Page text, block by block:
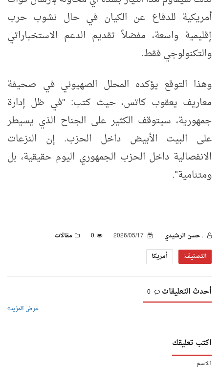
أمريكية للدفاع عن الكيان في حال نشوب حرب
إقليمية واسعة، مفضلاً تقديم الدعم الاستخباراتي
والتكنولوجي فقط.
وهذا التوقع يؤكده المحلل الصهيوني في صحيفة
معاريف يعقوب كاتس، حيث كتب: "في ظل إدارة
جمهورية، سيتوقف الكثير على الجناح الذي يسيطر
على البيت الأبيض داخل الحزب. إن النزعات
الانفصالية داخل الحزب الجمهوري اليوم حقيقية، بل
ومتنامية".
. حسن الرشيدي 0
مقالات
التصنيف:
أمريكا
أحدث التعليقات 0
عرض المزيد
اكتب تعليقك
الاسم